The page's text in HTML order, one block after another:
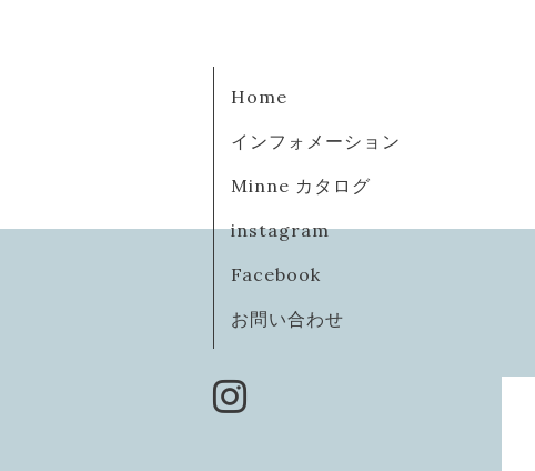
Home
インフォメーション
Minne カタログ
instagram
Facebook
お問い合わせ